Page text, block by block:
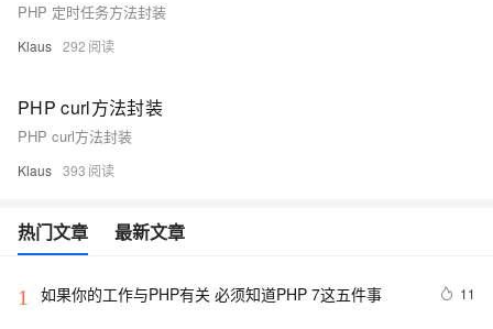
PHP 定时任务方法封装
Klaus 292
PHP curl方法封装
PHP curl方法封装
Klaus 393
热门文章 最新文章
1 如果你的工作与PHP有关 必须知道PHP 7这五件事 11